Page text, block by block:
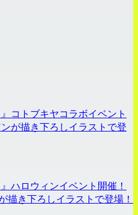
コトブキヤコラボイベント
が描き下ろしイラストで登
ハロウィンイベント開催！
描き下ろしイラストで登場！